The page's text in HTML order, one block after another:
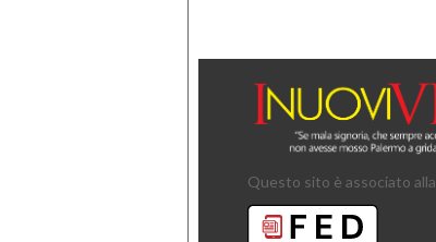
Questo sito è associato alla